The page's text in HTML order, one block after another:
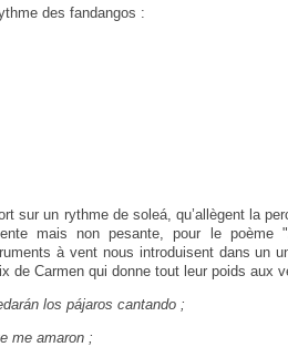
des fandangos :
sur un rythme de soleá, qu’allègent la
mais non pesante, pour le poème "
à vent nous introduisent dans un
de Carmen qui donne tout leur poids aux
los pájaros cantando ;
me amaron ;